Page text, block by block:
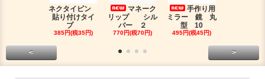
ネクタイピン
貼り付けタイ
プ
385円(税35円)
マネーク
リップ シル
バー ２
770円(税70円)
手作り用
ミラー 鏡 丸
型 10
495円(税45円)
< >